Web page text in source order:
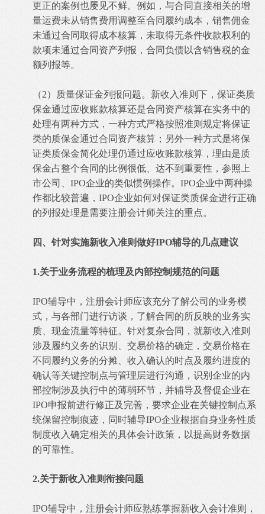
更正的案例也屡见不鲜。例如，与合同直接相关的增
量运费未从销售费用调整至合同履约成本，销售佣金
未通过合同取得成本核算，未取得无条件收款权利的
款项未通过合同资产列报，合同负债以含销售税的金
额列报等。
（2）质量保证金列报问题。新收入准则下，保证类质
保金通过应收账款核算还是合同资产核算在实务中的
处理有两种方式，一种方式严格按照准则规定将保证
类的质保金通过合同资产核算；另外一种方式是将保
证类质保金简化处理仍通过应收账款核算，理由是质
保金占整个合同的比例很低、达不到重要性，参照上
市公司、IPO企业的类似惯例操作。IPO企业中两种操
作都比较普遍，IPO企业如何对保证类质保金进行正确
的列报处理是需要注册会计师关注的重点。
四、针对实施新收入准则做好IPO辅导的几点建议
1.关于业务流程的梳理及内部控制规范的问题
IPO辅导中，注册会计师应该充分了解公司的业务模
式，与各部门进行访谈，了解合同的所反映的业务实
质、现金流量等特征。针对复杂合同，就新收入准则
涉及履约义务的识别、交易价格的确定，交易价格在
不同履约义务的分摊、收入确认的时点及履约进度的
确认等关键控制点与管理层进行沟通，识别企业的内
部控制涉及执行中的薄弱环节，并辅导及督促企业在
IPO申报前进行修正及完善，要求企业在关键控制点系
统保留控制痕迹，同时辅导IPO企业根据自身业务性质
制度收入确定相关的具体会计政策，以提高财务数据
的可靠性。
2.关于新收入准则衔接问题
IPO辅导中，注册会计师应熟练掌握新收入会计准则，